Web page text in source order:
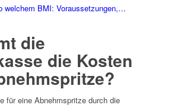
welchem BMI: Voraussetzungen,…
die
die Kosten
für eine Abnehmspritze durch die